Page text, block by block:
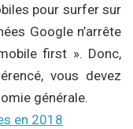
pour surfer sur
Google n’arrête
first ». Donc,
vous devez
générale.
en 2018